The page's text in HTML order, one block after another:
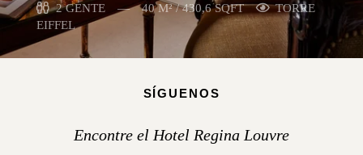
2 GENTE 40 M² / 430,6 SQFT
TORRE
EIFFEL
SÍGUENOS
Encontre el Hotel Regina Louvre